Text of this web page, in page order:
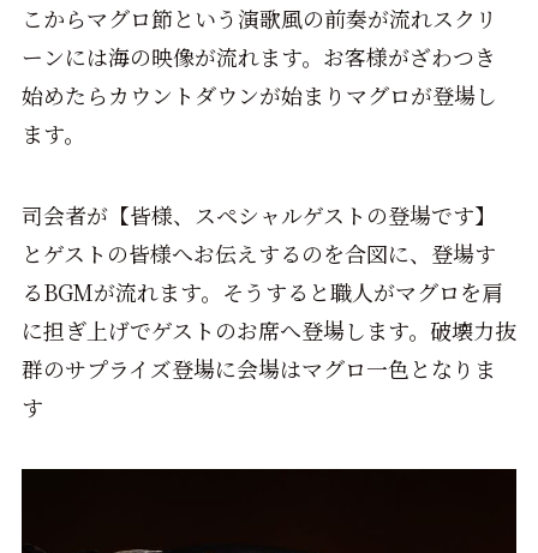
こからマグロ節という演歌風の前奏が流れスクリ
ーンには海の映像が流れます。お客様がざわつき
始めたらカウントダウンが始まりマグロが登場し
ます。
司会者が【皆様、スペシャルゲストの登場です】
とゲストの皆様へお伝えするのを合図に、登場す
るBGMが流れます。そうすると職人がマグロを肩
に担ぎ上げでゲストのお席へ登場します。破壊力抜
群のサプライズ登場に会場はマグロ一色となりま
す